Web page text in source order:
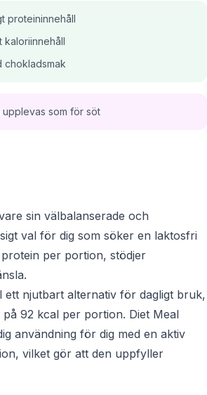
proteininnehåll
kaloriinnehåll
chokladsmak
upplevas som för söt
sin välbalanserade och
val för dig som söker en laktosfri
per portion, stödjer
ett njutbart alternativ för dagligt bruk,
92 kcal per portion. Diet Meal
användning för dig med en aktiv
vilket gör att den uppfyller